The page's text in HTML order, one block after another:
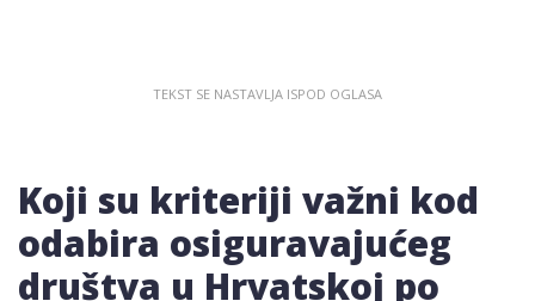
Koji su kriteriji važni kod
odabira osiguravajućeg
društva u Hrvatskoj po